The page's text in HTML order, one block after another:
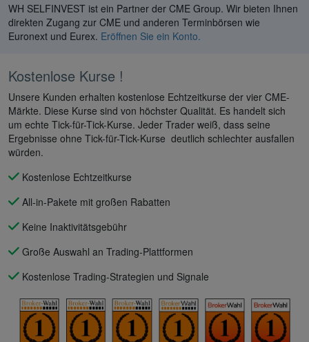
WH SELFINVEST ist ein Partner der CME Group. Wir bieten Ihnen
direkten Zugang zur CME und anderen Terminbörsen wie
Euronext und Eurex. Eröffnen Sie ein Konto.
Kostenlose Kurse !
Unsere Kunden erhalten kostenlose Echtzeitkurse der vier CME-
Märkte. Diese Kurse sind von höchster Qualität. Es handelt sich
um echte Tick-für-Tick-Kurse. Jeder Trader weiß, dass seine
Ergebnisse ohne Tick-für-Tick-Kurse deutlich schlechter ausfallen
würden.
Kostenlose Echtzeitkurse
All-in-Pakete mit großen Rabatten
Keine Inaktivitätsgebühr
Große Auswahl an Trading-Plattformen
Kostenlose Trading-Strategien und Signale